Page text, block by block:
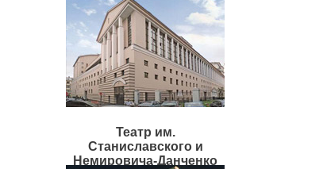
Театр им.
Станиславского и
Немировича-Данченко